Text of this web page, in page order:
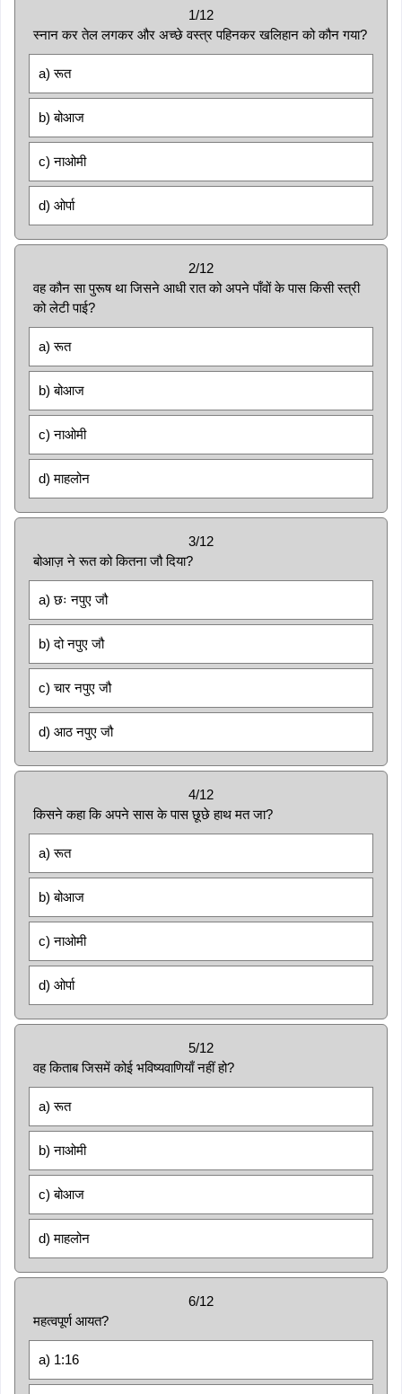
1/12
स्नान कर तेल लगकर और अच्छे वस्त्र पहिनकर खलिहान को कौन गया?
a) रूत
b) बोआज
c) नाओमी
d) ओर्पा
2/12
वह कौन सा पुरूष था जिसने आधी रात को अपने पाँवों के पास किसी स्त्री
को लेटी पाई?
a) रूत
b) बोआज
c) नाओमी
d) माहलोन
3/12
बोआज़ ने रूत को कितना जौ दिया?
a) छः नपुए जौ
b) दो नपुए जौ
c) चार नपुए जौ
d) आठ नपुए जौ
4/12
किसने कहा कि अपने सास के पास छूछे हाथ मत जा?
a) रूत
b) बोआज
c) नाओमी
d) ओर्पा
5/12
वह किताब जिसमें कोई भविष्यवाणियाँ नहीं हो?
a) रूत
b) नाओमी
c) बोआज
d) माहलोन
6/12
महत्वपूर्ण आयत?
a) 1:16